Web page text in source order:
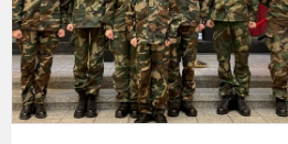
Jurbarke